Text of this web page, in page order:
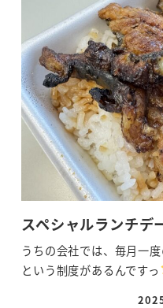
スペシャルランチデ
うちの会社では、毎月一
という制度があるんですっ